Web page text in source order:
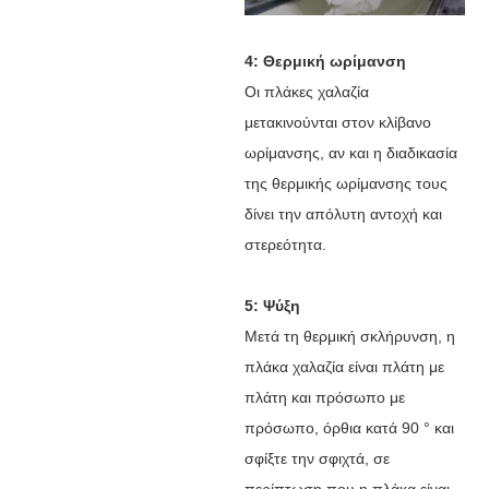
4: Θερμική ωρίμανση
Οι πλάκες χαλαζία
μετακινούνται στον κλίβανο
ωρίμανσης, αν και η διαδικασία
της θερμικής ωρίμανσης τους
δίνει την απόλυτη αντοχή και
στερεότητα.
5: Ψύξη
Μετά τη θερμική σκλήρυνση, η
πλάκα χαλαζία είναι πλάτη με
πλάτη και πρόσωπο με
πρόσωπο, όρθια κατά 90 ° και
σφίξτε την σφιχτά, σε